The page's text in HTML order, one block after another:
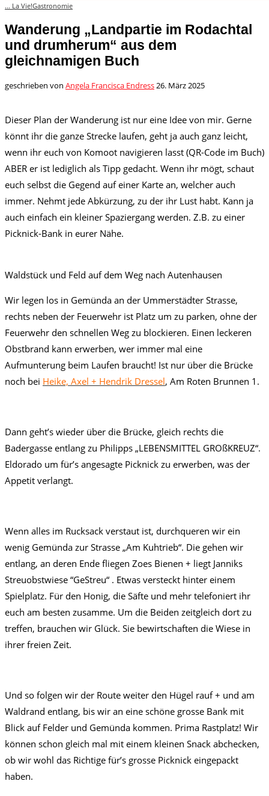
... La Vie!Gastronomie
Wanderung „Landpartie im Rodachtal
und drumherum“ aus dem
gleichnamigen Buch
geschrieben von Angela Francisca Endress26. März 2025
Dieser Plan der Wanderung ist nur eine Idee von mir. Gerne
könnt ihr die ganze Strecke laufen, geht ja auch ganz leicht,
wenn ihr euch von Komoot navigieren lasst (QR-Code im Buch)
ABER er ist lediglich als Tipp gedacht. Wenn ihr mögt, schaut
euch selbst die Gegend auf einer Karte an, welcher auch
immer. Nehmt jede Abkürzung, zu der ihr Lust habt. Kann ja
auch einfach ein kleiner Spaziergang werden. Z.B. zu einer
Picknick-Bank in eurer Nähe.
Waldstück und Feld auf dem Weg nach Autenhausen
Wir legen los in Gemünda an der Ummerstädter Strasse,
rechts neben der Feuerwehr ist Platz um zu parken, ohne der
Feuerwehr den schnellen Weg zu blockieren. Einen leckeren
Obstbrand kann erwerben, wer immer mal eine
Aufmunterung beim Laufen braucht! Ist nur über die Brücke
noch bei Heike, Axel + Hendrik Dressel, Am Roten Brunnen 1.
Dann geht’s wieder über die Brücke, gleich rechts die
Badergasse entlang zu Philipps „LEBENSMITTEL GROßKREUZ“.
Eldorado um für’s angesagte Picknick zu erwerben, was der
Appetit verlangt.
Wenn alles im Rucksack verstaut ist, durchqueren wir ein
wenig Gemünda zur Strasse „Am Kuhtrieb“. Die gehen wir
entlang, an deren Ende fliegen Zoes Bienen + liegt Janniks
Streuobstwiese “GeStreu“ . Etwas versteckt hinter einem
Spielplatz. Für den Honig, die Säfte und mehr telefoniert ihr
euch am besten zusamme. Um die Beiden zeitgleich dort zu
treffen, brauchen wir Glück. Sie bewirtschaften die Wiese in
ihrer freien Zeit.
Und so folgen wir der Route weiter den Hügel rauf + und am
Waldrand entlang, bis wir an eine schöne grosse Bank mit
Blick auf Felder und Gemünda kommen. Prima Rastplatz! Wir
können schon gleich mal mit einem kleinen Snack abchecken,
ob wir wohl das Richtige für’s grosse Picknick eingepackt
haben.